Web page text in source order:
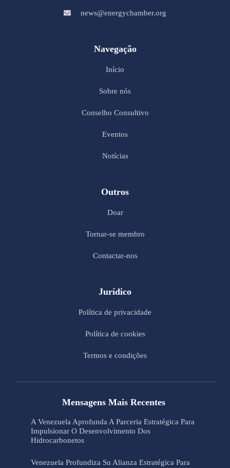
news@energychamber.org
Navegação
Início
Sobre nós
Conselho Consultivo
Eventos
Notícias
Outros
Doar
Tornar-se membro
Contactar-nos
Jurídico
Política de privacidade
Política de cookies
Termos e condições
Mensagens Mais Recentes
A Venezuela Aprofunda A Parceria Estratégica Para
Impulsionar O Desenvolvimento Dos
Hidrocarbonetos
Venezuela Profundiza Su Alianza Estratégica Para